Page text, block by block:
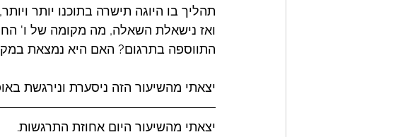
תהליך בו היוגה תישרה בתוכנו יותר
ואז נישאלת השאלה, מה מקומה של ו'
התווספה בתרגום? האם היא נמצאת
יצאתי מהשיעור הזה ניסערת ונירגשת
יצאתי מהשיעור היום אחוזת התרגשות.